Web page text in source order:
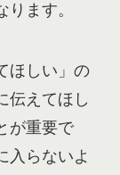
ます。
ほしい」の
伝えてほし
が重要で
入らないよ